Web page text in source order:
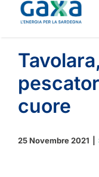
cuore
25 Novembre 2021